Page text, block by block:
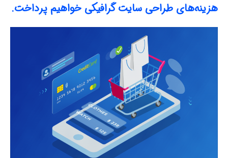
هزینه‌های طراحی سایت گرافیکی خواهیم پرداخت.